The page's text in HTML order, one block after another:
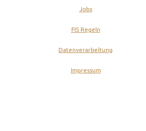
Jobs
FIS Regeln
Datenverarbeitung
Impressum